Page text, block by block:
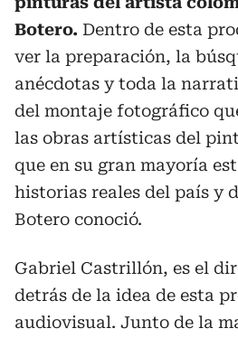
Botero. Dentro de esta
ver la preparación, la
anécdotas y toda la
del montaje fotográfico
las obras artísticas del
que en su gran mayoría
historias reales del país y
Botero conoció.
Gabriel Castrillón, es el
detrás de la idea de esta
audiovisual. Junto de la